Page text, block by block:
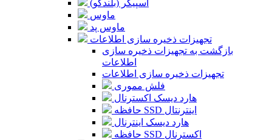
اسپیکر (بلندگو)
ماوس
ماوس پد
تجهیزات ذخیره سازی اطلاعات
بازگشت به تجهیزات ذخیره سازی
اطلاعات
تجهیزات ذخیره سازی اطلاعات
فلش مموری
هارد دیسک اکسترنال
حافظه SSD اینترنتال
هارد دیسک اینترنال
حافظه SSD اکسترنال